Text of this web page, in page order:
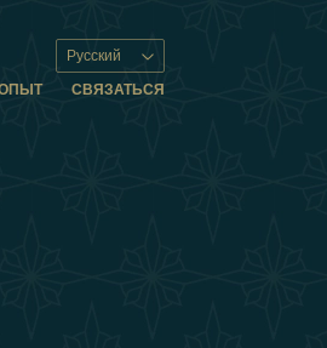
Русский
СВЯЗАТЬСЯ